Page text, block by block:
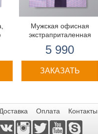
Мужская офисная
экстраприталенная
5 990
ЗАКАЗАТЬ
Доставка Оплата Контакты